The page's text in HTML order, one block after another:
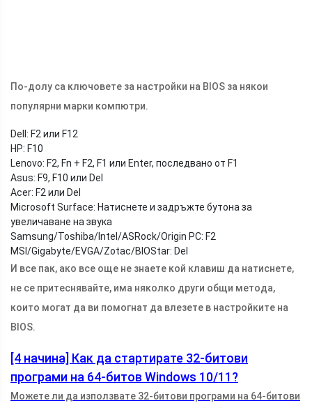
По-долу са ключовете за настройки на BIOS за някои
популярни марки компютри.
Dell: F2 или F12
HP: F10
Lenovo: F2, Fn + F2, F1 или Enter, последвано от F1
Asus: F9, F10 или Del
Acer: F2 или Del
Microsoft Surface: Натиснете и задръжте бутона за
увеличаване на звука
Samsung/Toshiba/Intel/ASRock/Origin PC: F2
MSI/Gigabyte/EVGA/Zotac/BIOStar: Del
И все пак, ако все още не знаете кой клавиш да натиснете,
не се притеснявайте, има няколко други общи метода,
които могат да ви помогнат да влезете в настройките на
BIOS.
[4 начина] Как да стартирате 32-битови
програми на 64-битов Windows 10/11?
Можете ли да използвате 32-битови програми на 64-битови